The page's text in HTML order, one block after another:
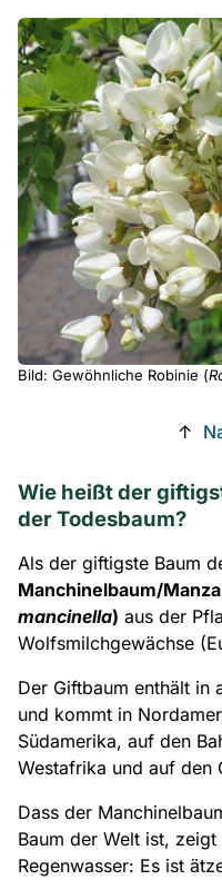
Bild: Gewöhnliche Robinie (
↑
Wie heißt der
der Todesbaum?
Als der giftigste Baum
Manchinelbaum/
mancinella) aus der
Wolfsmilchgewächse
Der Giftbaum enthält in
und kommt in
Südamerika, auf den
Westafrika und auf den
Dass der
Baum der Welt ist,
Regenwasser: Es ist